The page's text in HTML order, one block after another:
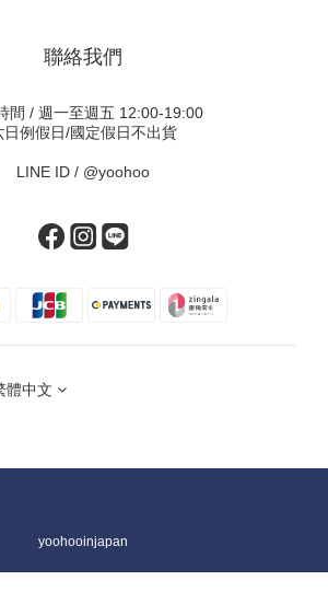
聯絡我們
間 / 週一至週五 12:00-19:00
日例假日/國定假日不出貨
LINE ID / @yoohoo
體中文
yoohooinjapan